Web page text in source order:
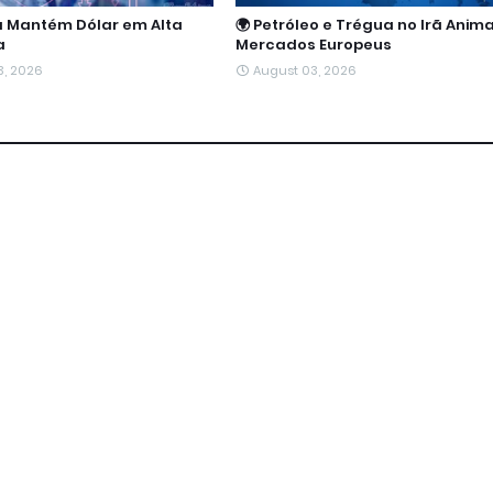
Mantém Dólar em Alta
2026
🌍 Petróleo e Trégua no Irã
Mercados Europeus
August 03, 2026